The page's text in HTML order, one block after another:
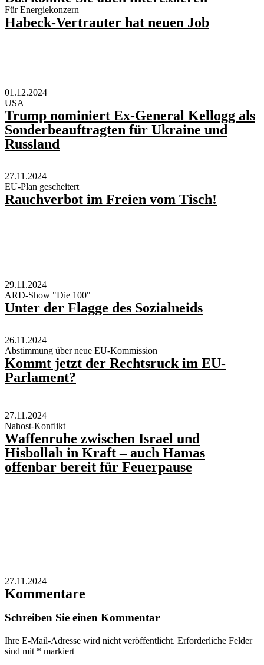
Für Energiekonzern
Habeck-Vertrauter hat neuen Job
01.12.2024
USA
Trump nominiert Ex-General Kellogg als
Sonderbeauftragten für Ukraine und
Russland
27.11.2024
EU-Plan gescheitert
Rauchverbot im Freien vom Tisch!
29.11.2024
ARD-Show "Die 100"
Unter der Flagge des Sozialneids
26.11.2024
Abstimmung über neue EU-Kommission
Kommt jetzt der Rechtsruck im EU-
Parlament?
27.11.2024
Nahost-Konflikt
Waffenruhe zwischen Israel und
Hisbollah in Kraft – auch Hamas
offenbar bereit für Feuerpause
27.11.2024
Kommentare
Schreiben Sie einen Kommentar
Ihre E-Mail-Adresse wird nicht veröffentlicht. Erforderliche Felder
sind mit * markiert